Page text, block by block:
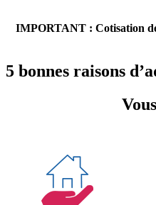
IMPORTANT : Cotisation
5 bonnes raisons